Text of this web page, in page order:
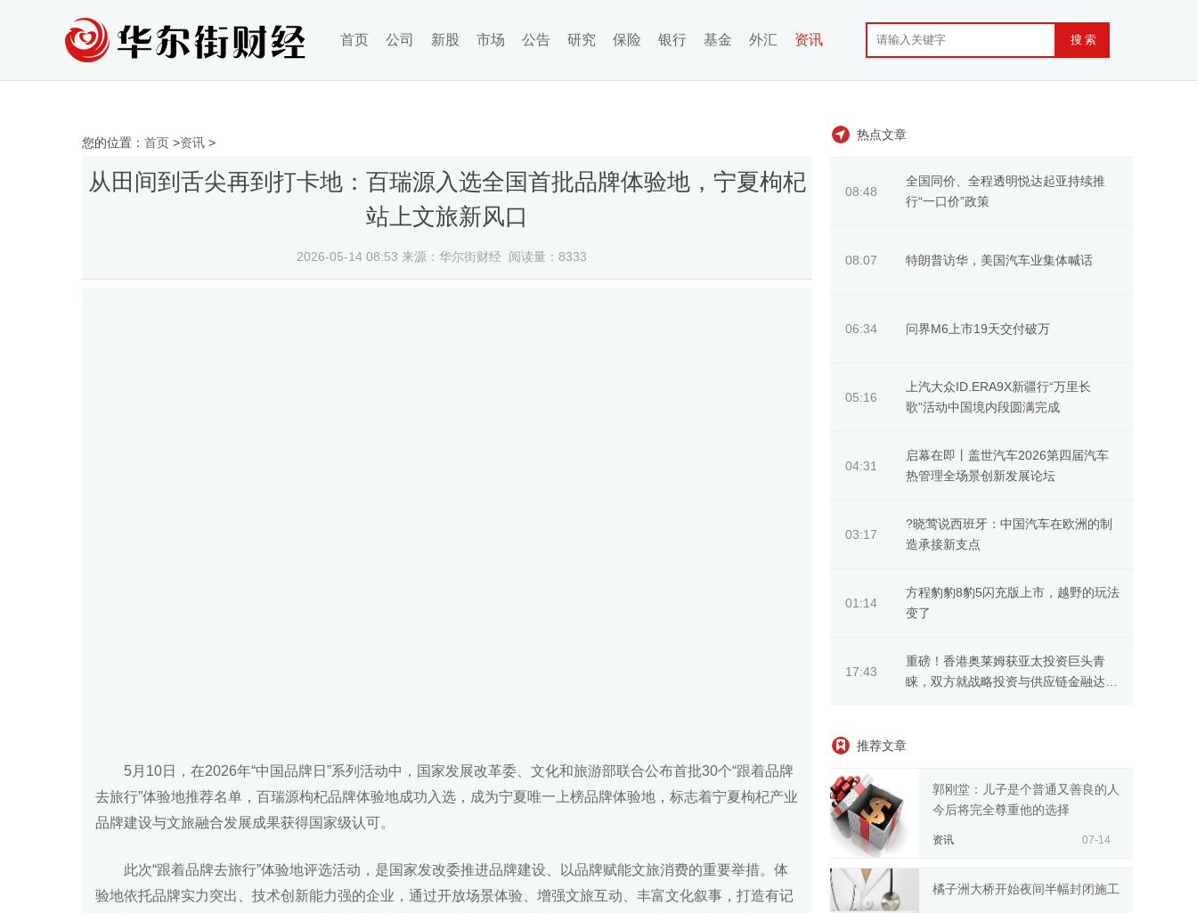
首页 公司 新股 市场 公告 研究 保险 银行 基金 外汇 资讯
您的位置： 首页 >资讯 >
从田间到舌尖再到打卡地：百瑞源入选全国首批品牌体验地，宁夏枸杞
站上文旅新风口
2026-05-14 08:53 来源：华尔街财经 阅读量：8333
5月10日，在2026年“中国品牌日”系列活动中，国家发展改革委、文化和旅游部联合公布首批30个“跟着品牌
去旅行”体验地推荐名单，百瑞源枸杞品牌体验地成功入选，成为宁夏唯一上榜品牌体验地，标志着宁夏枸杞产业
品牌建设与文旅融合发展成果获得国家级认可。
此次“跟着品牌去旅行”体验地评选活动，是国家发改委推进品牌建设、以品牌赋能文旅消费的重要举措。体
验地依托品牌实力突出、技术创新能力强的企业，通过开放场景体验、增强文旅互动、丰富文化叙事，打造有记
热点文章
08:48
全国同价、全程透明悦达起亚持续推
行“一口价”政策
08:07 特朗普访华，美国汽车业集体喊话
06:34 问界M6上市19天交付破万
05:16
上汽大众ID.ERA9X新疆行“万里长
歌”活动中国境内段圆满完成
04:31
启幕在即丨盖世汽车2026第四届汽车
热管理全场景创新发展论坛
03:17
?晓莺说西班牙：中国汽车在欧洲的制
造承接新支点
01:14
方程豹豹8豹5闪充版上市，越野的玩法
变了
17:43
重磅！香港奥莱姆获亚太投资巨头青
睐，双方就战略投资与供应链金融达成
推荐文章
郭刚堂：儿子是个普通又善良的人
今后将完全尊重他的选择
资讯 07-14
橘子洲大桥开始夜间半幅封闭施工